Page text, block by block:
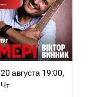
20 августа 19:00,
Чт